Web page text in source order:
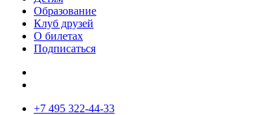
Образование
Клуб друзей
О билетах
Подписаться
+7 495 322-44-33